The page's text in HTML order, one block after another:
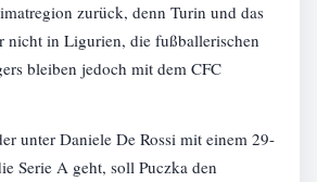
zurück, denn Turin und das
nicht in Ligurien, die fußballerischen
bleiben jedoch mit dem CFC
unter Daniele De Rossi mit einem 29-
Serie A geht, soll Puczka den